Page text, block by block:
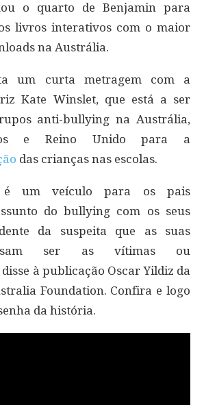
o quarto de Benjamin para
livros interativos com o maior
na Austrália.
um curta metragem com a
Kate Winslet, que está a ser
anti-bullying na Austrália,
e Reino Unido para a
das crianças nas escolas.
é um veículo para os pais
do bullying com os seus
da suspeita que as suas
ser as vítimas ou
à publicação Oscar Yildiz da
Foundation. Confira e logo
da história.